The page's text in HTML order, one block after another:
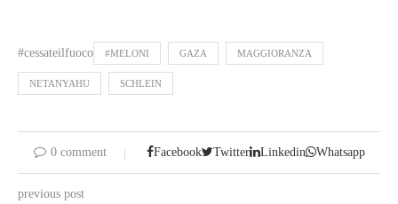
#cessateilfuoco #MELONI GAZA MAGGIORANZA
NETANYAHU SCHLEIN
0 comment Facebook Twitter Linkedin Whatsapp
previous post